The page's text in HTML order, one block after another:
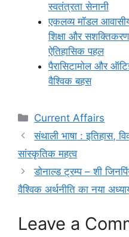
स्वतंत्रता सेनानी
एकलव्य मॉडल
शिक्षा और
ऐतिहासिक पहल
पैरासिटामोल और
वैश्विक बहस
Categories
Current Affairs
संथाली भाषा : इतिहास,
सांस्कृतिक महत्व
डोनाल्ड ट्रम्प – शी
वैश्विक अर्थनीति का नया
Leave a